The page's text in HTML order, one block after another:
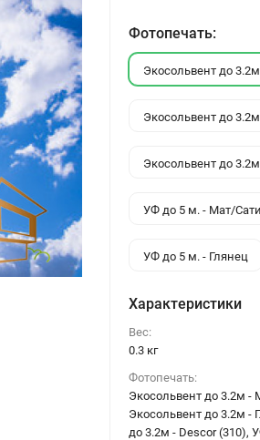
Фотопечать:
Экосольвент до
Экосольвент до
Экосольвент до
УФ до 5 м. - Мат/
УФ до 5 м. - Глянец
Характеристики
Вес:
0.3 кг
Фотопечать:
Экосольвент до 3.2м -
Экосольвент до 3.2м -
до 3.2м - Descor (310),